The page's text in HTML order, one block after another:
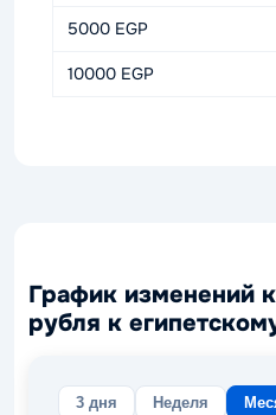
5000 EGP
10000 EGP
График изменений
рубля к
3 дня Неделя